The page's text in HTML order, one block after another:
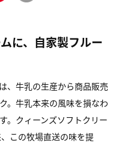
に、自家製フルー
、牛乳の生産から商品販売
。牛乳本来の風味を損なわ
。クィーンズソフトクリー
この牧場直送の味を提